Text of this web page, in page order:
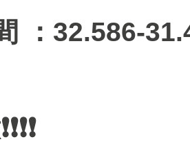
：32.586-